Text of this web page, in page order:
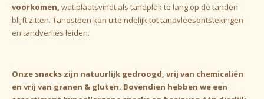
voorkomen, wat plaatsvindt als tandplak te lang op de tanden
blijft zitten. Tandsteen kan uiteindelijk tot tandvleesontstekingen
en tandverlies leiden.
Onze snacks zijn natuurlijk gedroogd, vrij van chemicaliën
en vrij van granen & gluten. Bovendien hebben we een